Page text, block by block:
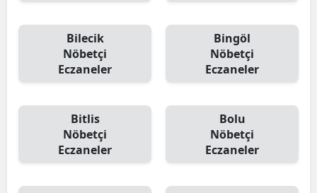
Bilecik
Nöbetçi
Eczaneler
Bingöl
Nöbetçi
Eczaneler
Bitlis
Nöbetçi
Eczaneler
Bolu
Nöbetçi
Eczaneler